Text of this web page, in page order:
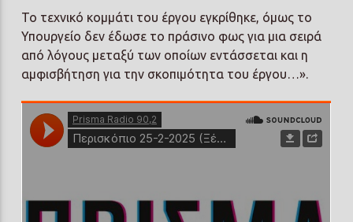
Το τεχνικό κομμάτι του έργου εγκρίθηκε, όμως το
Υπουργείο δεν έδωσε το πράσινο φως για μια σειρά
από λόγους μεταξύ των οποίων εντάσσεται και η
αμφισβήτηση για την σκοπιμότητα του έργου…».